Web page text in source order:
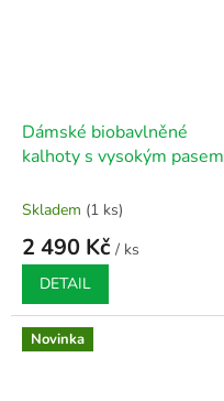
Dámské biobavlněné
kalhoty s vysokým pasem
Skladem (1 ks)
2 490 Kč / ks
DETAIL
Novinka